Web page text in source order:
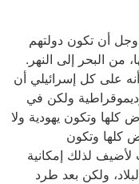
وجل أن تكون دولتهم
من البحر إلى النهر.
على كل إسرائيلي أن
ولكن في
وتكون يهودية ولا
كلها وتكون
لأضيف لذلك إمكانية
ولكن بعد طرد